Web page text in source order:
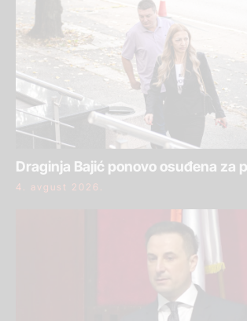
Draginja Bajić ponovo osuđena za
4. avgust 2026.